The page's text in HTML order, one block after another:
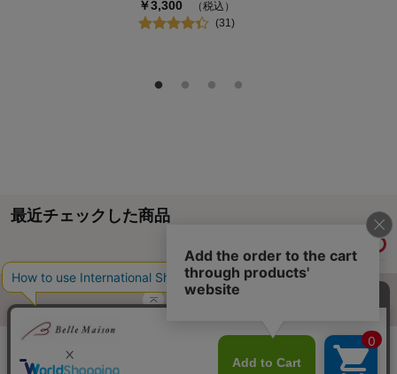
￥3,300
（税込）
(31)
最近チェックした商品
ご利用ガイド・お知らせ